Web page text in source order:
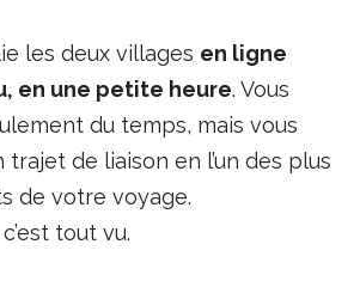
les deux villages en ligne
en une petite heure. Vous
du temps, mais vous
de liaison en l’un des plus
de votre voyage.
tout vu.